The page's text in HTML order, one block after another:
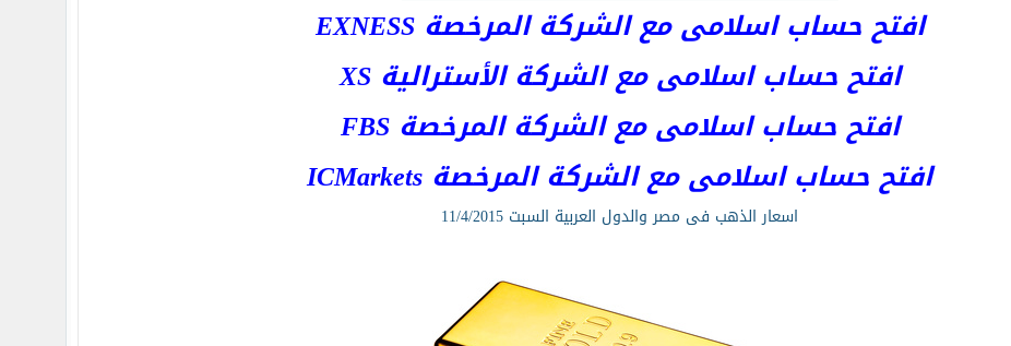
افتح حساب اسلامى مع الشركة المرخصة EXNESS
افتح حساب اسلامى مع الشركة الأسترالية XS
افتح حساب اسلامى مع الشركة المرخصة FBS
افتح حساب اسلامى مع الشركة المرخصة ICMarkets
اسعار الذهب فى مصر والدول العربية السبت 11/4/2015